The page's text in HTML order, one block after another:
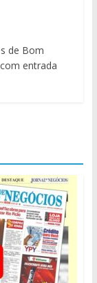
de Bom
entrada